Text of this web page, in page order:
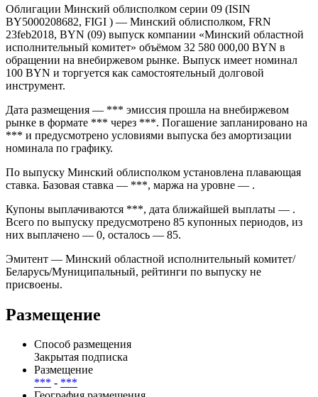
Облигации Минский облисполком серии 09 (ISIN
BY5000208682, FIGI ) — Минский облисполком, FRN
23feb2018, BYN (09) выпуск компании «Минский областной
исполнительный комитет» объёмом 32 580 000,00 BYN в
обращении на внебиржевом рынке. Выпуск имеет номинал
100 BYN и торгуется как самостоятельный долговой
инструмент.
Дата размещения — *** эмиссия прошла на внебиржевом
рынке в формате *** через ***. Погашение запланировано на
*** и предусмотрено условиями выпуска без амортизации
номинала по графику.
По выпуску Минский облисполком установлена плавающая
ставка. Базовая ставка — ***, маржа на уровне — .
Купоны выплачиваются ***, дата ближайшей выплаты — .
Всего по выпуску предусмотрено 85 купонных периодов, из
них выплачено — 0, осталось — 85.
Эмитент — Минский областной исполнительный комитет/
Беларусь/Муниципальный, рейтинги по выпуску не
присвоены.
Размещение
Способ размещения
Закрытая подписка
Размещение
*** - ***